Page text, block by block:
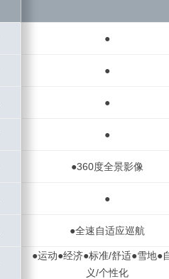
●
●
●
●
●360度全景影像
●
●全速自适应巡航
●运动●经济●标准/舒适●雪地●
义/个性化